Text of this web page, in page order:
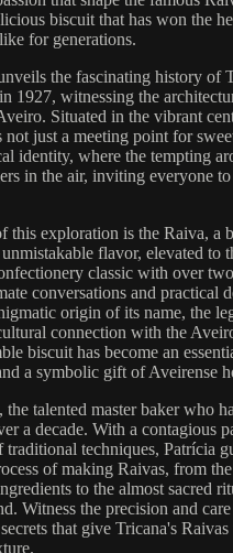
biscuit that has won the
for generations.
the fascinating history of
1927, witnessing the
Situated in the vibrant
not just a meeting point for
identity, where the tempting
in the air, inviting everyone
this exploration is the Raiva, a
flavor, elevated to
classic with over
conversations and practical
origin of its name, the
connection with the
biscuit has become an
a symbolic gift of Aveirense
the talented master baker who
a decade. With a contagious
techniques, Patrícia
of making Raivas, from
to the almost sacred
Witness the precision and
that give Tricana's